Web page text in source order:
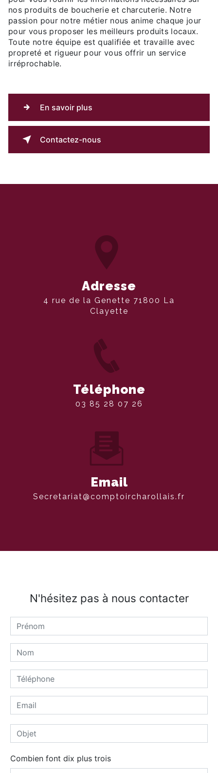
nos produits de boucherie et charcuterie. Notre
passion pour notre métier nous anime chaque jour
pour vous proposer les meilleurs produits locaux.
Toute notre équipe est qualifiée et travaille avec
propreté et rigueur pour vous offrir un service
irréprochable.
En savoir plus
Contactez-nous
Adresse
4 rue de la Genette 71800 La
Clayette
Téléphone
03 85 28 07 26
Email
secretariat@comptoircharollais.fr
N'hésitez pas à nous contacter
Combien font dix plus trois